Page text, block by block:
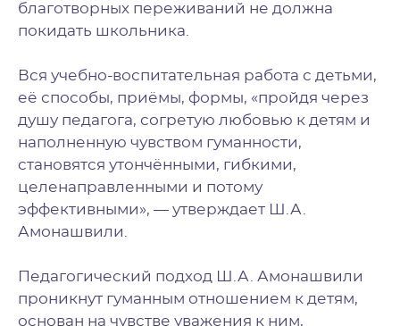
благотворных переживаний не должна
покидать школьника.
Вся учебно-воспитательная работа с детьми,
её способы, приёмы, формы, «пройдя через
душу педагога, согретую любовью к детям и
наполненную чувством гуманности,
становятся утончёнными, гибкими,
целенаправленными и потому
эффективными», — утверждает Ш.А.
Амонашвили.
Педагогический подход Ш.А. Амонашвили
проникнут гуманным отношением к детям,
основан на чувстве уважения к ним,